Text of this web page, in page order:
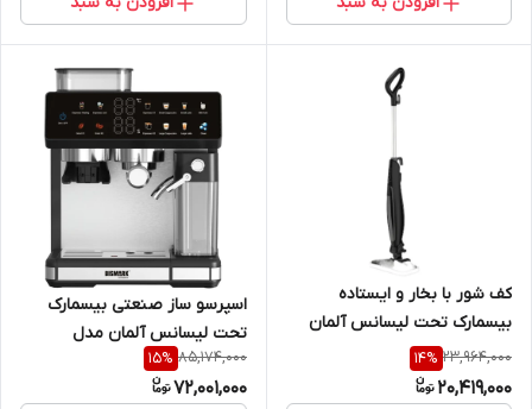
کف شور با بخار و ایستاده
بیسمارک تحت لیسانس آلمان
مدل BM119 |Bismarck BM119
standing saltwater floor|
23,964,000
14%
20,419,000
اسپرسو ساز صنعتی بیسمارک
تحت لیسانس آلمان مدل
bismark BM100|bismark BM100
espresso maker
85,174,000
15%
72,001,000